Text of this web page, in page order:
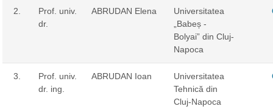
2.
Prof. univ.
dr.
ABRUDAN Elena
Universitatea
„Babeș -
Bolyai” din Cluj-
Napoca
3.
Prof. univ.
dr. ing.
ABRUDAN Ioan
Universitatea
Tehnică din
Cluj-Napoca